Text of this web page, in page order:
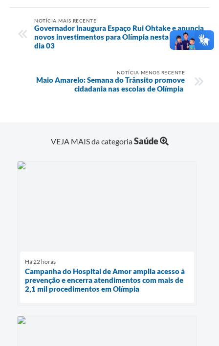
NOTÍCIA MAIS RECENTE
Governador inaugura Espaço Rui Ohtake e anuncia
novos investimentos para Olímpia nesta quarta,
dia 03
NOTÍCIA MENOS RECENTE
Maio Amarelo: Semana do Trânsito promove
cidadania nas escolas de Olímpia
VEJA MAIS da categoriaSaúde
Há 22 horas
Campanha do Hospital de Amor amplia acesso à
prevenção e encerra atendimentos com mais de
2,1 mil procedimentos em Olímpia